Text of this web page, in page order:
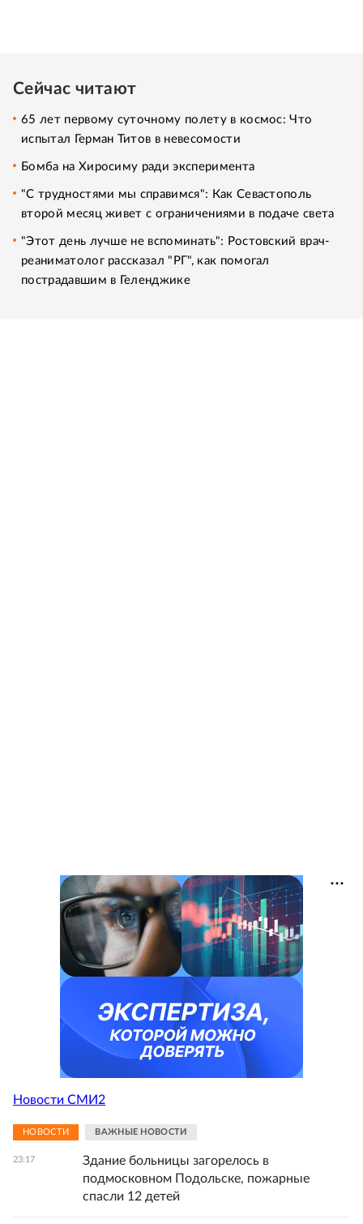
Сейчас читают
65 лет первому суточному полету в космос: Что
испытал Герман Титов в невесомости
Бомба на Хиросиму ради эксперимента
"С трудностями мы справимся": Как Севастополь
второй месяц живет с ограничениями в подаче света
"Этот день лучше не вспоминать": Ростовский врач-
реаниматолог рассказал "РГ", как помогал
пострадавшим в Геленджике
Новости СМИ2
НОВОСТИ ВАЖНЫЕ НОВОСТИ
23:17
Здание больницы загорелось в
подмосковном Подольске, пожарные
спасли 12 детей